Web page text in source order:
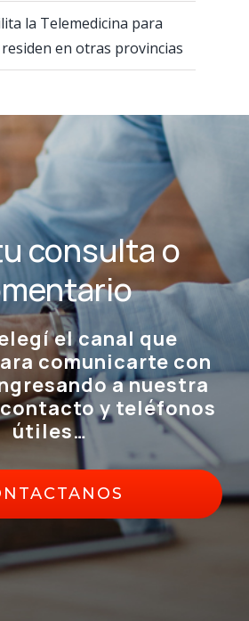
la Telemedicina para
en otras provincias
consulta o
el canal que
comunicarte con
a nuestra
y teléfonos
útiles…